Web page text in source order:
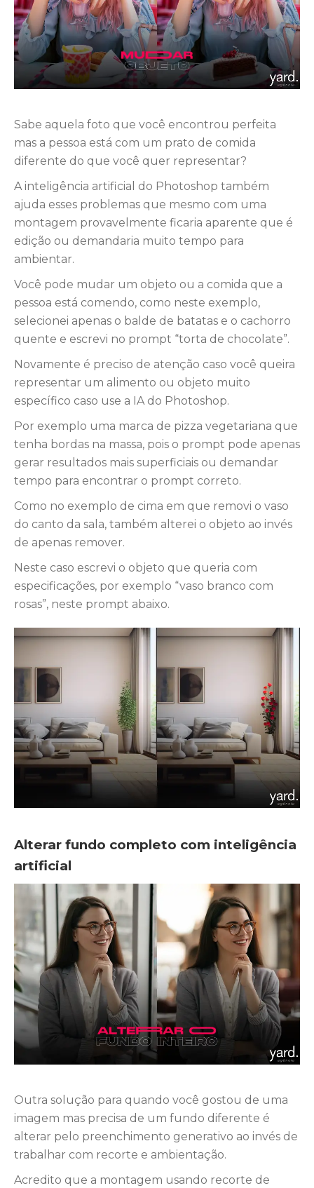
Sabe aquela foto que você encontrou perfeita
mas a pessoa está com um prato de comida
diferente do que você quer representar?
A inteligência artificial do Photoshop também
ajuda esses problemas que mesmo com uma
montagem provavelmente ficaria aparente que é
edição ou demandaria muito tempo para
ambientar.
Você pode mudar um objeto ou a comida que a
pessoa está comendo, como neste exemplo,
selecionei apenas o balde de batatas e o cachorro
quente e escrevi no prompt “torta de chocolate”.
Novamente é preciso de atenção caso você queira
representar um alimento ou objeto muito
específico caso use a IA do Photoshop.
Por exemplo uma marca de pizza vegetariana que
tenha bordas na massa, pois o prompt pode apenas
gerar resultados mais superficiais ou demandar
tempo para encontrar o prompt correto.
Como no exemplo de cima em que removi o vaso
do canto da sala, também alterei o objeto ao invés
de apenas remover.
Neste caso escrevi o objeto que queria com
especificações, por exemplo “vaso branco com
rosas”, neste prompt abaixo.
Alterar fundo completo com inteligência
artificial
Outra solução para quando você gostou de uma
imagem mas precisa de um fundo diferente é
alterar pelo preenchimento generativo ao invés de
trabalhar com recorte e ambientação.
Acredito que a montagem usando recorte de